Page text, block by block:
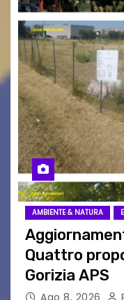
AMBIENTE & NATURA
Quattro
Gorizia APS